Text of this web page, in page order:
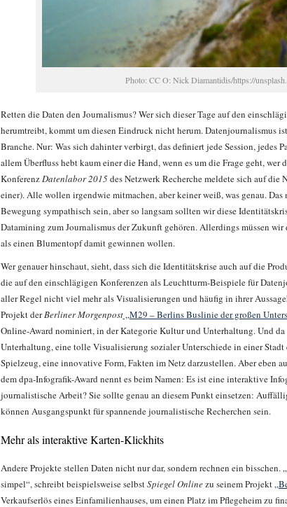
Photo: CC O: Nick Diamantidis/https://
Retten die Daten den Journalismus? Wer sich dieser Tage auf den
herumtreibt, kommt um diesen Eindruck nicht herum. Datenjournalismus
Branche. Nur: Was sich dahinter verbirgt, das definiert jede Session, jedes
allem Überfluss hebt kaum einer die Hand, wenn es um die Frage geht, wer
Konferenz Datenlabor 2015des Netzwerk Recherche meldete sich auf die
einer). Alle wollen irgendwie mitmachen, aber keiner weiß, was genau.
Bewegung sympathisch sein, aber so langsam sollten wir diese
Datamining zum Journalismus der Zukunft gehören. Allerdings müssen wir
als einen Blumentopf damit gewinnen wollen.
Wer genauer hinschaut, sieht, dass sich die Identitätskrise auch auf die
die auf den einschlägigen Konferenzen als Leuchtturm-Beispiele für
aller Regel nicht viel mehr als Visualisierungen und häufig in ihrer
Projekt derBerliner Morgenpost„M29 – Berlins Buslinie der großen
Online-Award nominiert, in der Kategorie Kultur und Unterhaltung. Und da
Unterhaltung, eine tolle Visualisierung sozialer Unterschiede in einer
Spielzeug, eine innovative Form, Fakten im Netz darzustellen. Aber eben
dem dpa-Infografik-Award nennt es beim Namen: Es ist eine interaktive
journalistische Arbeit? Sie sollte genau an diesem Punkt einsetzen:
können Ausgangspunkt für spannende journalistische Recherchen sein.
Mehr als interaktive Karten-Klickhits
Andere Projekte stellen Daten nicht nur dar, sondern rechnen ein bisschen.
simpel“, schreibt beispielsweise selbstSpiegel Onlinezu seinem Projekt
Verkaufserlös eines Einfamilienhauses, um einen Platz im Pflegeheim zu